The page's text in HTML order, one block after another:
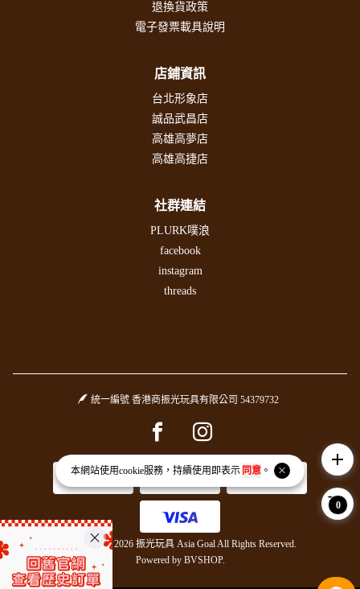
本網站使用cookie服務，持續使用即表示 同意。
退換貨政策
電子發票載具說明
店鋪資訊
台北形象店
誠品武昌店
高雄高夢店
高雄高捷店
社群連結
PLURK噗浪
facebook
instagram
threads
統一編號 香港商振光玩具有限公司 54379732
Facebook pageInstagram page
Copyright © 2026 振光玩具 Asia Goal All Rights Reserved.
Powered by BVSHOP.
add
0